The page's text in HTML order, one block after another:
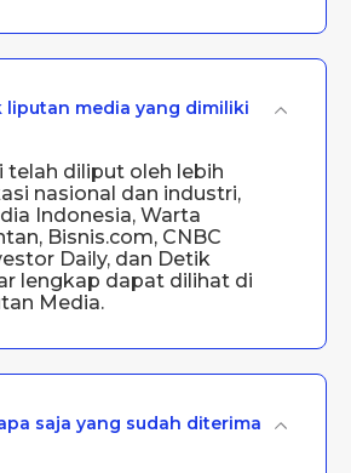
liputan media yang dimiliki
telah diliput oleh lebih
nasional dan industri,
Indonesia, Warta
Bisnis.com, CNBC
Daily, dan Detik
lengkap dapat dilihat di
Media.
saja yang sudah diterima